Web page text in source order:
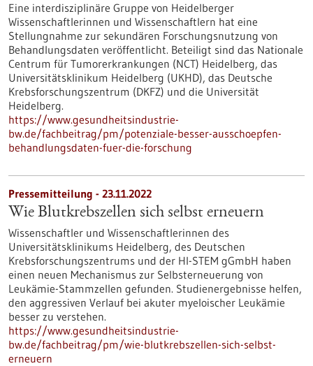
Eine interdisziplinäre Gruppe von Heidelberger
Wissenschaftlerinnen und Wissenschaftlern hat eine
Stellungnahme zur sekundären Forschungsnutzung von
Behandlungsdaten veröffentlicht. Beteiligt sind das Nationale
Centrum für Tumorerkrankungen (NCT) Heidelberg, das
Universitätsklinikum Heidelberg (UKHD), das Deutsche
Krebsforschungszentrum (DKFZ) und die Universität
Heidelberg.
https://www.gesundheitsindustrie-
bw.de/fachbeitrag/pm/potenziale-besser-ausschoepfen-
behandlungsdaten-fuer-die-forschung
Pressemitteilung - 23.11.2022
Wie Blutkrebszellen sich selbst erneuern
Wissenschaftler und Wissenschaftlerinnen des
Universitätsklinikums Heidelberg, des Deutschen
Krebsforschungszentrums und der HI-STEM gGmbH haben
einen neuen Mechanismus zur Selbsterneuerung von
Leukämie-Stammzellen gefunden. Studienergebnisse helfen,
den aggressiven Verlauf bei akuter myeloischer Leukämie
besser zu verstehen.
https://www.gesundheitsindustrie-
bw.de/fachbeitrag/pm/wie-blutkrebszellen-sich-selbst-
erneuern